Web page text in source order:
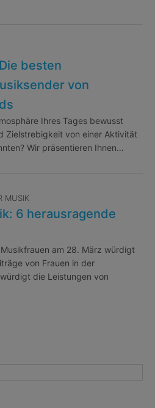
besten
von
Ihres Tages bewusst
Zielstrebigkeit von einer Aktivität
Wir präsentieren Ihnen…
MUSIK
6 herausragende
am 28. März würdigt
von Frauen in der
die Leistungen von